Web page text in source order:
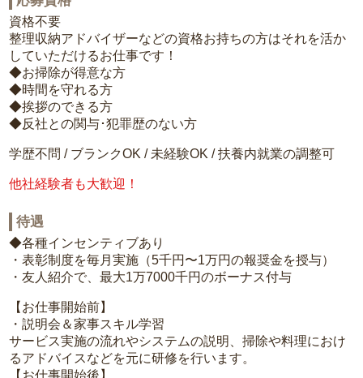
資格不要
整理収納アドバイザーなどの資格お持ちの方はそれを活か
していただけるお仕事です！
◆お掃除が得意な方
◆時間を守れる方
◆挨拶のできる方
◆反社との関与･犯罪歴のない方
学歴不問 / ブランクOK / 未経験OK / 扶養内就業の調整可
他社経験者も大歓迎！
待遇
◆各種インセンティブあり
・表彰制度を毎月実施（5千円〜1万円の報奨金を授与）
・友人紹介で、最大1万7000千円のボーナス付与
【お仕事開始前】
・説明会＆家事スキル学習
サービス実施の流れやシステムの説明、掃除や料理におけ
るアドバイスなどを元に研修を行います。